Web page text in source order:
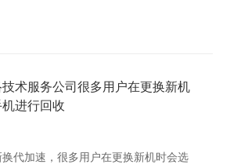
术服务公司很多用户在更换新机
进行回收
代加速，很多用户在更换新机时会选